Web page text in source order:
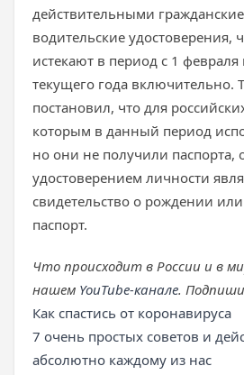
действительными
водительские удостоверения,
истекают в период с 1
текущего года включительно.
постановил, что для
которым в данный период
но они не получили паспорта,
удостоверением личности
свидетельство о рождении
паспорт.
Что происходит в России и в
нашем YouTube-канале.
Как спастись от коронавируса
7 очень простых советов и
абсолютно каждому из нас